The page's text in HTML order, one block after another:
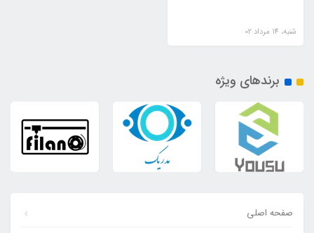
صفحه اصلی
شنبه، 14 مرداد 02
برندهای ویژه